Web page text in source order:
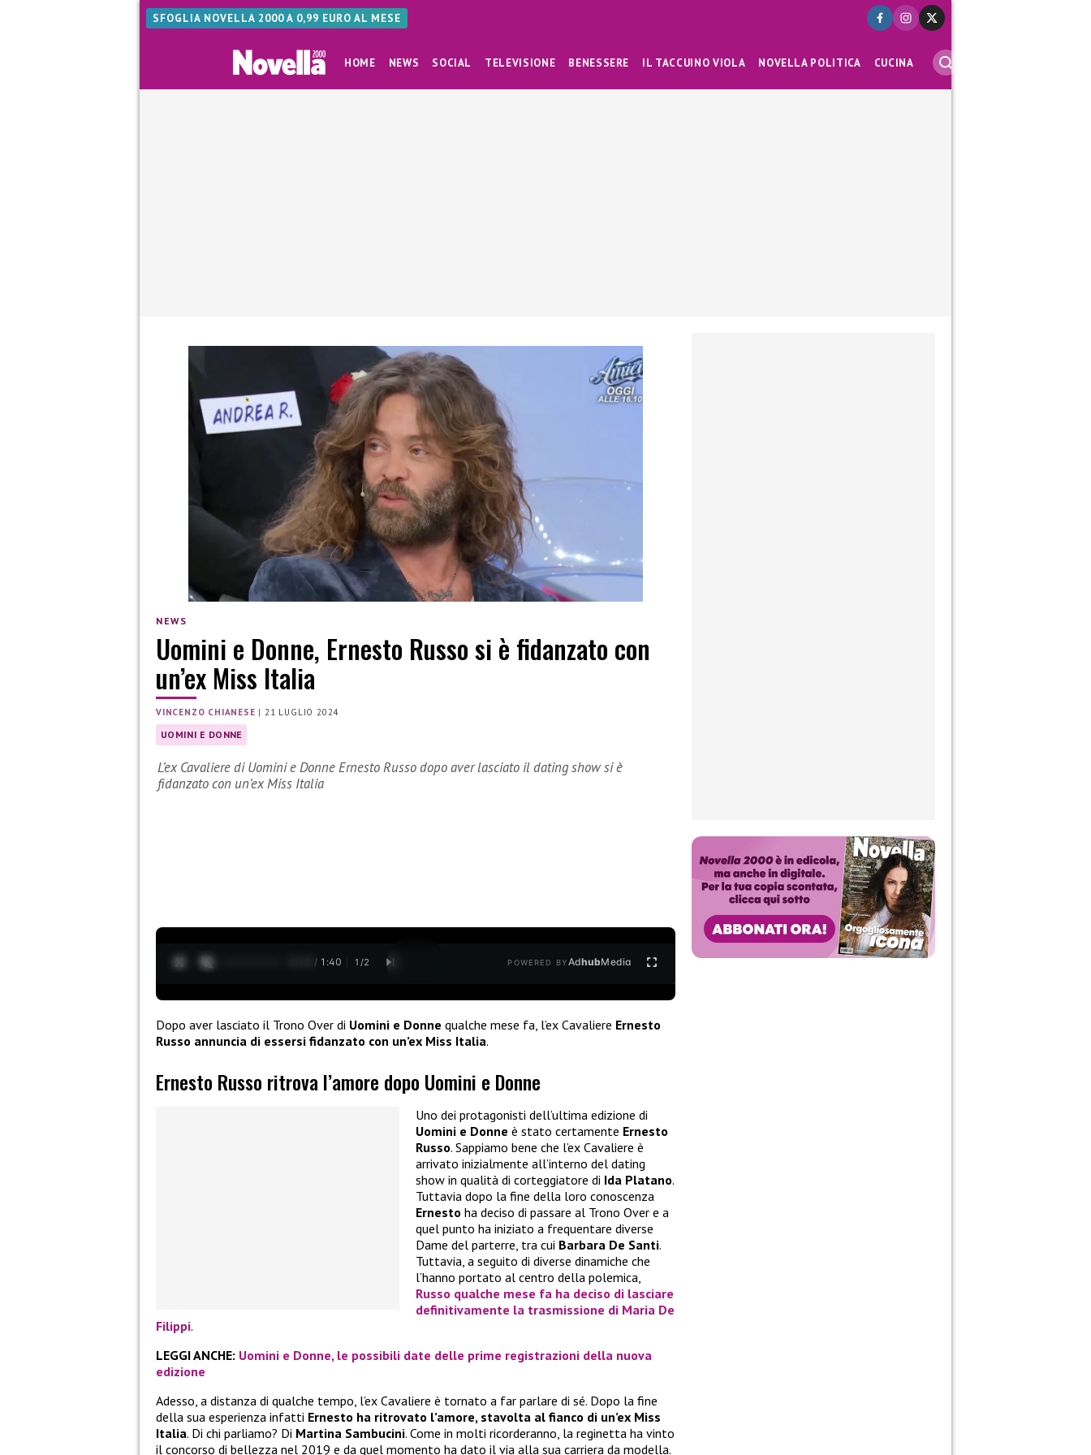
SFOGLIA NOVELLA 2000 A 0,99 EURO AL MESE
HOME NEWS SOCIAL TELEVISIONE BENESSERE IL TACCUINO VIOLA NOVELLA POLITICA CUCINA
NEWS
Uomini e Donne, Ernesto Russo si è fidanzato con
un’ex Miss Italia
VINCENZO CHIANESE |21 LUGLIO 2024
UOMINI E DONNE
L’ex Cavaliere di Uomini e Donne Ernesto Russo dopo aver lasciato il dating show si è
fidanzato con un’ex Miss Italia
0:13 / 1:40 1 /2 POWERED BYAdhubMedia
Dopo aver lasciato il Trono Over di Uomini e Donne qualche mese fa, l’ex Cavaliere Ernesto
Russo annuncia di essersi fidanzato con un’ex Miss Italia.
Ernesto Russo ritrova l’amore dopo Uomini e Donne
Uno dei protagonisti dell’ultima edizione di
Uomini e Donne è stato certamente Ernesto
Russo. Sappiamo bene che l’ex Cavaliere è
arrivato inizialmente all’interno del dating
show in qualità di corteggiatore di Ida Platano.
Tuttavia dopo la fine della loro conoscenza
Ernesto ha deciso di passare al Trono Over e a
quel punto ha iniziato a frequentare diverse
Dame del parterre, tra cui Barbara De Santi.
Tuttavia, a seguito di diverse dinamiche che
l’hanno portato al centro della polemica,
Russo qualche mese fa ha deciso di lasciare
definitivamente la trasmissione di Maria De
Filippi.
LEGGI ANCHE: Uomini e Donne, le possibili date delle prime registrazioni della nuova
edizione
Adesso, a distanza di qualche tempo, l’ex Cavaliere è tornato a far parlare di sé. Dopo la fine
della sua esperienza infatti Ernesto ha ritrovato l’amore, stavolta al fianco di un’ex Miss
Italia. Di chi parliamo? Di Martina Sambucini. Come in molti ricorderanno, la reginetta ha vinto
il concorso di bellezza nel 2019 e da quel momento ha dato il via alla sua carriera da modella.